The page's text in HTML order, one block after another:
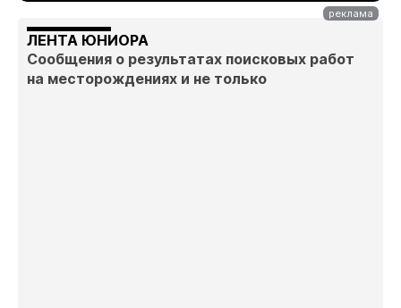
ЛЕНТА ЮНИОРА
Сообщения о результатах поисковых работ
на месторождениях и не только